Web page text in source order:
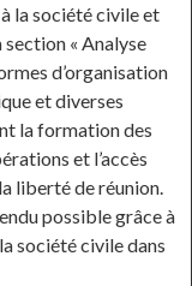
la société civile et
« Analyse
d’organisation
et diverses
la formation des
et l’accès
liberté de réunion.
possible grâce à
société civile dans